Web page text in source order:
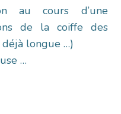
au cours d’une
de la coiffe des
longue …)
…